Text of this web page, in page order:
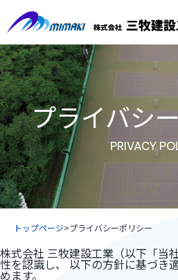
プライバシ
PRIVACY
トップページ>プライバシーポリシー
株式会社 三牧建設工業（以下「当
性を認識し、 以下の方針に基づき
めます。